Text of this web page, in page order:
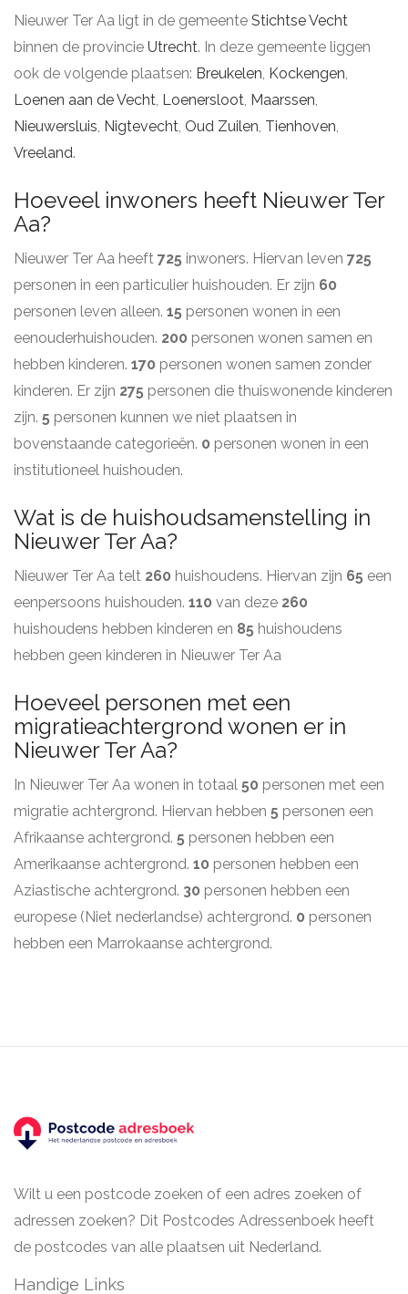
Nieuwer Ter Aa ligt in de gemeente Stichtse Vecht
binnen de provincie Utrecht. In deze gemeente liggen
ook de volgende plaatsen: Breukelen, Kockengen,
Loenen aan de Vecht, Loenersloot, Maarssen,
Nieuwersluis, Nigtevecht, Oud Zuilen, Tienhoven,
Vreeland.
Hoeveel inwoners heeft Nieuwer Ter
Aa?
Nieuwer Ter Aa heeft 725 inwoners. Hiervan leven 725
personen in een particulier huishouden. Er zijn 60
personen leven alleen. 15 personen wonen in een
eenouderhuishouden. 200 personen wonen samen en
hebben kinderen. 170 personen wonen samen zonder
kinderen. Er zijn 275 personen die thuiswonende kinderen
zijn. 5 personen kunnen we niet plaatsen in
bovenstaande categorieën. 0 personen wonen in een
institutioneel huishouden.
Wat is de huishoudsamenstelling in
Nieuwer Ter Aa?
Nieuwer Ter Aa telt 260 huishoudens. Hiervan zijn 65 een
eenpersoons huishouden. 110 van deze 260
huishoudens hebben kinderen en 85 huishoudens
hebben geen kinderen in Nieuwer Ter Aa
Hoeveel personen met een
migratieachtergrond wonen er in
Nieuwer Ter Aa?
In Nieuwer Ter Aa wonen in totaal 50 personen met een
migratie achtergrond. Hiervan hebben 5 personen een
Afrikaanse achtergrond. 5 personen hebben een
Amerikaanse achtergrond. 10 personen hebben een
Aziastische achtergrond. 30 personen hebben een
europese (Niet nederlandse) achtergrond. 0 personen
hebben een Marrokaanse achtergrond.
Wilt u een postcode zoeken of een adres zoeken of
adressen zoeken? Dit Postcodes Adressenboek heeft
de postcodes van alle plaatsen uit Nederland.
Handige Links